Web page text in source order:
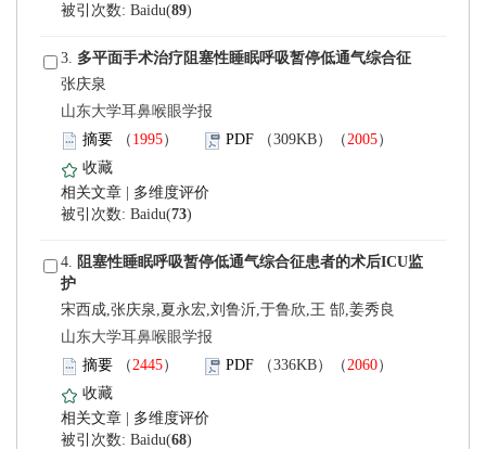
)
3.
张庆泉
山东大学耳鼻喉眼学报
）
）
)
4.
宋西成,张庆泉,夏永宏,刘鲁沂,于鲁欣,王 郜,姜秀良
山东大学耳鼻喉眼学报
）
）
)